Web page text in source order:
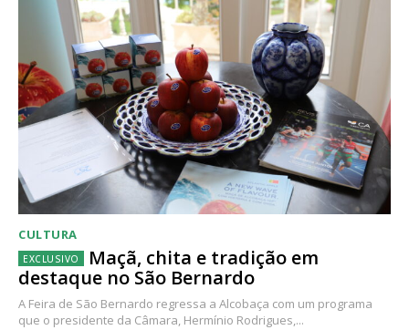
CULTURA
Maçã, chita e tradição em
destaque no São Bernardo
A Feira de São Bernardo regressa a Alcobaça com um programa
que o presidente da Câmara, Hermínio Rodrigues,...